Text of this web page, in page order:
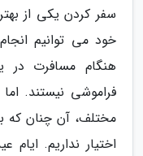
سفر کردن یکی از
خود می توانیم
هنگام مسافرت در
فراموشی نیستند.
مختلف، آن چنان که
اختیار نداریم.